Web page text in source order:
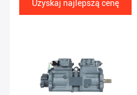
Uzyskaj najlepszą cenę